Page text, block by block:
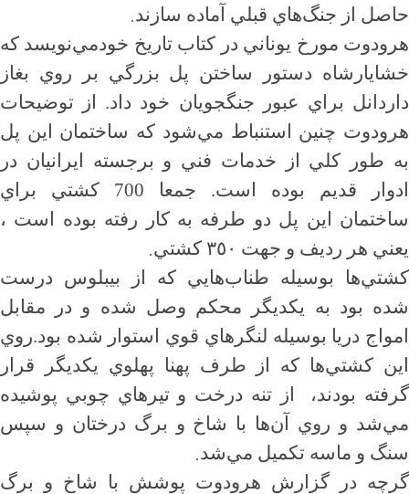
حاصل از جنگ‌هاي قبلي آماده سازند.
هرودوت مورخ يوناني در كتاب تاريخ خودمي‌نويسد كه
خشايارشاه دستور ساختن پل بزرگي بر روي بغاز
داردانل براي عبور جنگجويان خود داد. از توضيحات
هرودوت چنين استنباط مي‌شود كه ساختمان اين پل
به طور كلي از خدمات فني و برجسته ايرانيان در
ادوار قديم بوده است. جمعا 700 كشتي براي
ساختمان اين پل دو طرفه به كار رفته بوده است ،
يعني هر رديف و جهت ٣٥٠ كشتي
.
كشتي‌ها بوسيله طناب‌هايي كه از بيبلوس درست
شده بود به يكديگر محكم وصل شده و در مقابل
امواج دريا بوسيله لنگرهاي قوي استوار شده بود.روي
اين كشتي‌ها كه از طرف پهنا پهلوي يكديگر قرار
گرفته بودند،
از تنه درخت و تير‌هاي چوبي پوشيده
مي‌شد و روي آن‌ها با شاخ و برگ درختان و سپس
سنگ و ماسه تكميل مي‌شد.
گرچه در گزارش هرودوت پوشش با شاخ و برگ